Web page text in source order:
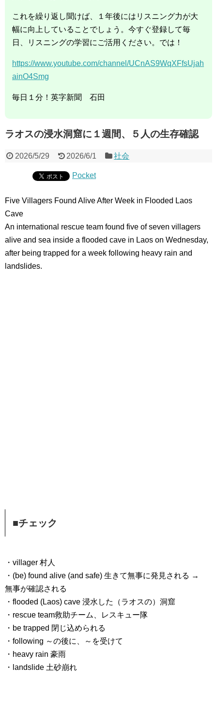
これを繰り返し聞けば、１年後にはリスニング力が大
幅に向上していることでしょう。今すぐ登録して毎
日、リスニングの学習にご活用ください。では！
https://www.youtube.com/channel/UCnAS9WqXFfsUjah
ainO4Smg
毎日１分！英字新聞 石田
ラオスの浸水洞窟に１週間、５人の生存確認
2026/5/29 2026/6/1 社会
Pocket
Five Villagers Found Alive After Week in Flooded Laos
Cave
An international rescue team found five of seven villagers
alive and sea inside a flooded cave in Laos on Wednesday,
after being trapped for a week following heavy rain and
landslides.
■チェック
・villager 村人
・(be) found alive (and safe) 生きて無事に発見される →
無事が確認される
・flooded (Laos) cave 浸水した（ラオスの）洞窟
・rescue team救助チーム、レスキュー隊
・be trapped 閉じ込められる
・following ～の後に、～を受けて
・heavy rain 豪雨
・landslide 土砂崩れ